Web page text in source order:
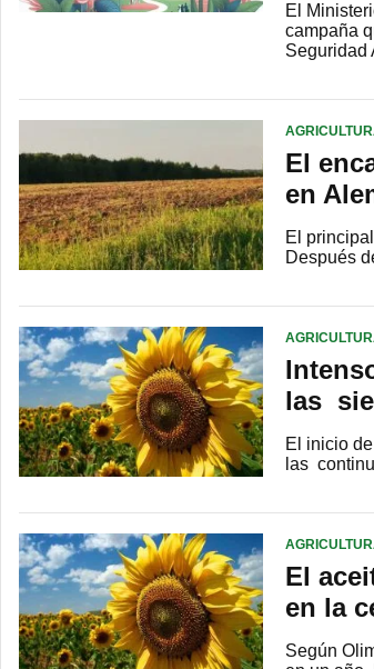
El
campaña
El
en
El
Después
las
El inicio
las
El
en la
Según